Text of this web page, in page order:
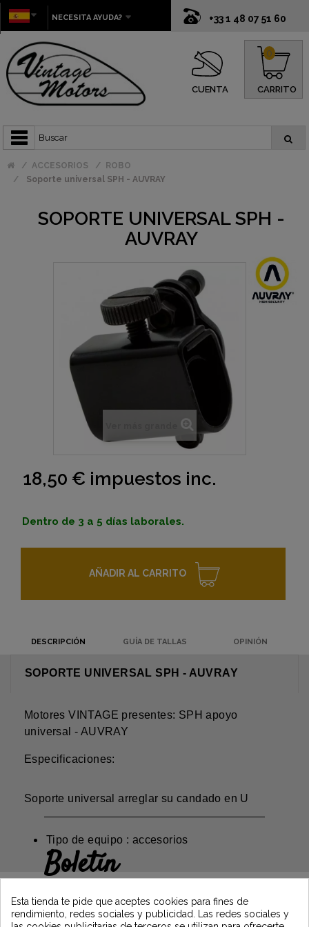
+33 1 48 07 51 60
NECESITA AYUDA?
CUENTA CARRITO
0
ACCESORIOS
ROBO
Soporte universal SPH - AUVRAY
SOPORTE UNIVERSAL SPH -
AUVRAY
18,50 € impuestos inc.
Dentro de 3 a 5 días laborales.
AÑADIR AL CARRITO
DESCRIPCIÓN GUÍA DE TALLAS OPINIÓN
SOPORTE UNIVERSAL SPH - AUVRAY
Motores VINTAGE presentes: SPH apoyo
universal - AUVRAY
Especificaciones:
Soporte universal arreglar su candado en U
Tipo de equipo : accesorios
Boletín
suscribiéndose y manténgase informado de
las últimas noticias de Vintage Motors
Esta tienda te pide que aceptes cookies para fines de
rendimiento, redes sociales y publicidad. Las redes sociales y